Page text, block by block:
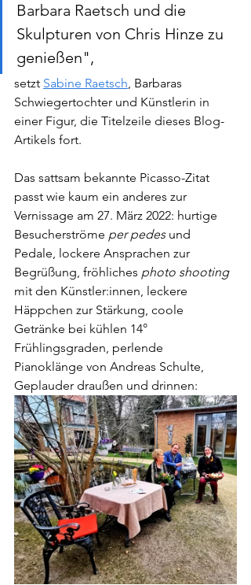
Barbara Raetsch und die
Skulpturen von Chris Hinze zu
genießen",
setzt Sabine Raetsch, Barbaras
Schwiegertochter und Künstlerin in
einer Figur, die Titelzeile dieses Blog-
Artikels fort.
Das sattsam bekannte Picasso-Zitat
passt wie kaum ein anderes zur
Vernissage am 27. März 2022: hurtige
Besucherströme per pedes und
Pedale, lockere Ansprachen zur
Begrüßung, fröhliches photo shooting
mit den Künstler:innen, leckere
Häppchen zur Stärkung, coole
Getränke bei kühlen 14°
Frühlingsgraden, perlende
Pianoklänge von Andreas Schulte,
Geplauder draußen und drinnen: